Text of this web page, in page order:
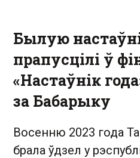
Былую
прапусцілі ў
«Настаўнік
за Бабарыку
Восенню 2023 года
брала ўдзел у